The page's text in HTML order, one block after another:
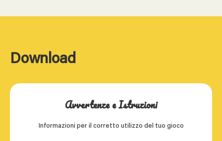
Download
Avvertenze e Istruzioni
Informazioni per il corretto utilizzo del tuo gioco